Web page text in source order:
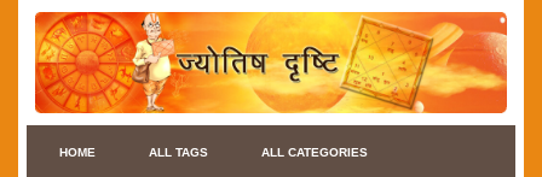
HOME ALL TAGS ALL CATEGORIES